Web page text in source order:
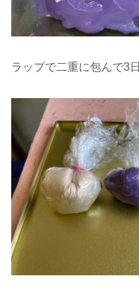
ラップで二重に包んで3